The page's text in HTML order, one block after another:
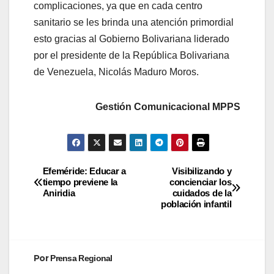
complicaciones, ya que en cada centro
sanitario se les brinda una atención primordial
esto gracias al Gobierno Bolivariana liderado
por el presidente de la República Bolivariana
de Venezuela, Nicolás Maduro Moros.
Gestión Comunicacional MPPS
Visibilizando y
concienciar los
cuidados de la
población infantil
Efeméride: Educar a
tiempo previene la
Aniridia
PorPrensa Regional